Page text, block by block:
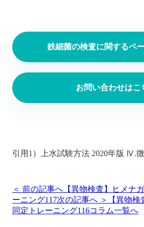
鉄細菌の検査に関するペ
お問い合わせはこ
引用1）上水試験方法 2020年版 Ⅳ.
＜ 前の記事へ 【異物検査】ヒメナ
ーニング117次の記事へ ＞
【異物
同定トレーニング116コラム一覧へ